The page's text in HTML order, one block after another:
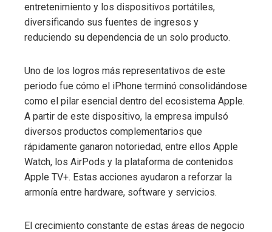
entretenimiento y los dispositivos portátiles,
diversificando sus fuentes de ingresos y
reduciendo su dependencia de un solo producto.
Uno de los logros más representativos de este
periodo fue cómo el iPhone terminó consolidándose
como el pilar esencial dentro del ecosistema Apple.
A partir de este dispositivo, la empresa impulsó
diversos productos complementarios que
rápidamente ganaron notoriedad, entre ellos Apple
Watch, los AirPods y la plataforma de contenidos
Apple TV+. Estas acciones ayudaron a reforzar la
armonía entre hardware, software y servicios.
El crecimiento constante de estas áreas de negocio